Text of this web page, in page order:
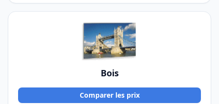
Bois
Comparer les prix